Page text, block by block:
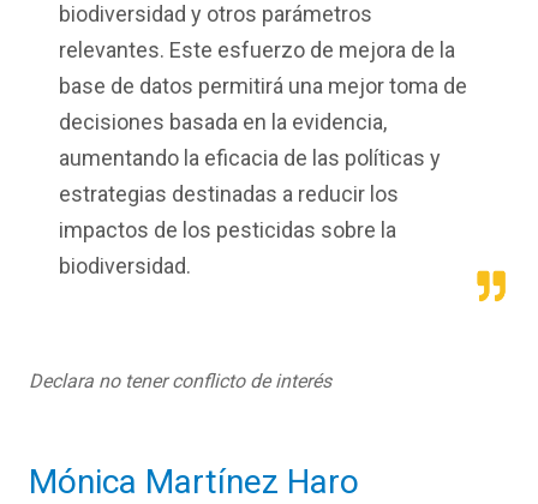
biodiversidad y otros parámetros
relevantes. Este esfuerzo de mejora de la
base de datos permitirá una mejortoma de
decisiones basada en la evidencia,
aumentando la eficacia de las políticas y
estrategias destinadas a reducir los
impactos de los pesticidas sobre la
biodiversidad.
Declara no tener conflicto de interés
Mónica Martínez Haro